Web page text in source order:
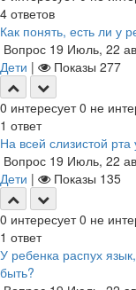
4 ответов
Как понять, есть ли у
Вопрос 19 Июль, 22
Дети | Показы 277
0 интересует 0 не
1 ответ
На всей слизистой
Вопрос 19 Июль, 22
Дети | Показы 135
0 интересует 0 не
1 ответ
У ребенка распух
быть?